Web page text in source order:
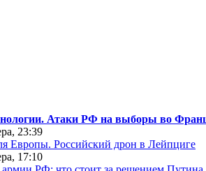
Атаки РФ на выборы во
23:39
Европы. Российский дрон в Лейпциге
17:10